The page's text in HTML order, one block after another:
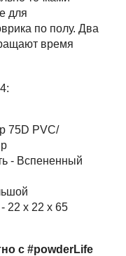
для
по полу. Два
время
75D PVC/
- Вспененный
22 х 22 х 65
с #powderLife